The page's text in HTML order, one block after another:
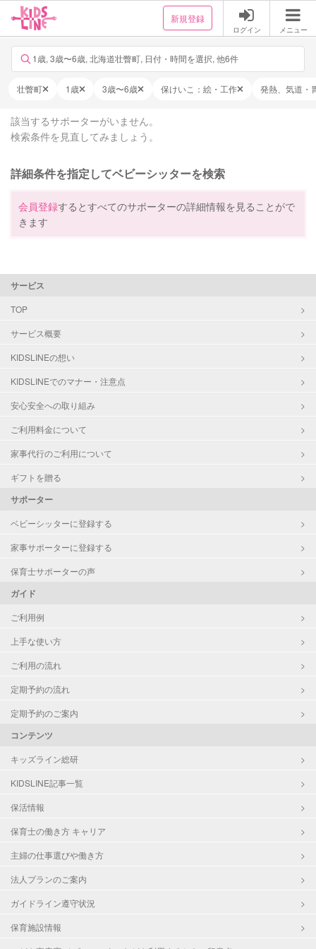
新規登録
ログイン メニュー
1歳, 3歳〜6歳, 北海道壮瞥町, 日付・時間を選択, 他6件
壮瞥町 1歳 3歳〜6歳 保けいこ：絵・工作 発熱、気道・
該当するサポーターがいません。
検索条件を見直してみましょう。
詳細条件を指定してベビーシッターを検索
会員登録するとすべてのサポーターの詳細情報を見ることがで
きます
サービス
TOP
サービス概要
KIDSLINEの想い
KIDSLINEでのマナー・注意点
安心安全への取り組み
ご利用料金について
家事代行のご利用について
ギフトを贈る
サポーター
ベビーシッターに登録する
家事サポーターに登録する
保育士サポーターの声
ガイド
ご利用例
上手な使い方
ご利用の流れ
定期予約の流れ
定期予約のご案内
コンテンツ
キッズライン総研
KIDSLINE記事一覧
保活情報
保育士の働き方 キャリア
主婦の仕事選びや働き方
法人プランのご案内
ガイドライン遵守状況
保育施設情報